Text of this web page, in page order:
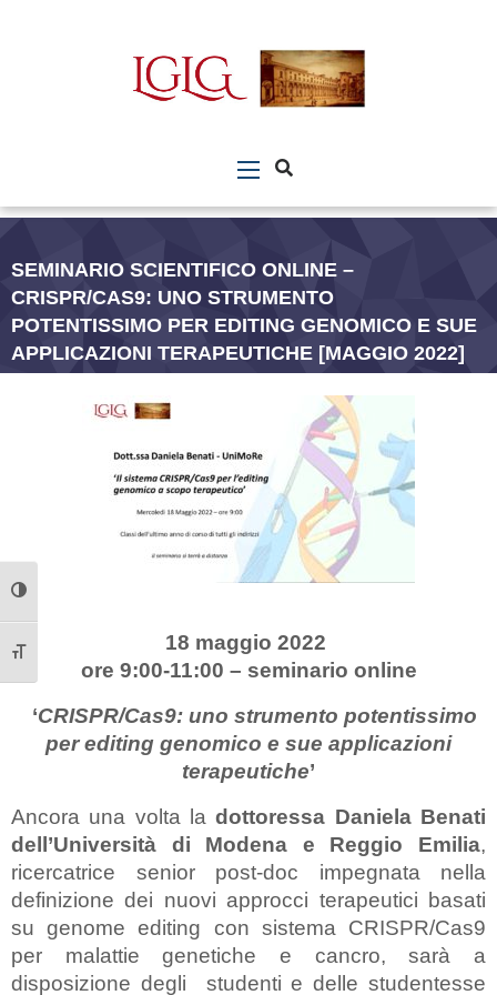
Attiva/disattiva dimensione testo
SEMINARIO SCIENTIFICO ONLINE –
CRISPR/CAS9: UNO STRUMENTO
POTENTISSIMO PER EDITING GENOMICO E SUE
APPLICAZIONI TERAPEUTICHE [MAGGIO 2022]
18 maggio 2022
ore 9:00-11:00 – seminario online
‘CRISPR/Cas9: uno strumento potentissimo
per editing genomico e sue applicazioni
terapeutiche’
Ancora una volta ladottoressa Daniela Benati
dell’Università di Modena e Reggio Emilia,
ricercatrice senior post-doc impegnata nella
definizione dei nuovi approcci terapeutici basati
su genome editing con sistema CRISPR/Cas9
per malattie genetiche e cancro, sarà a
disposizione degli studenti e delle studentesse